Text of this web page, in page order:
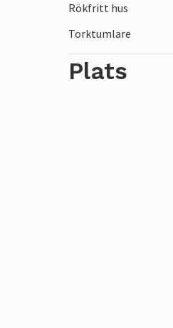
Rökfritt hus
Torktumlare
Plats